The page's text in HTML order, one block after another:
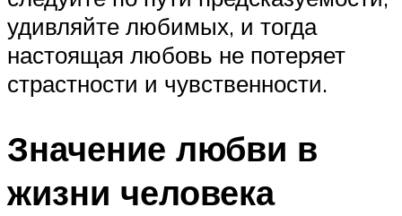
удивляйте любимых, и тогда
настоящая любовь не потеряет
страстности и чувственности.
Значение любви в
жизни человека